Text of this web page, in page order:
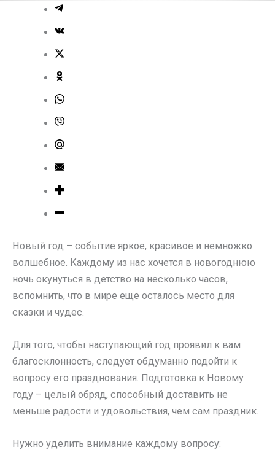
Новый год – событие яркое, красивое и немножко
волшебное. Каждому из нас хочется в новогоднюю
ночь окунуться в детство на несколько часов,
вспомнить, что в мире еще осталось место для
сказки и чудес.
Для того, чтобы наступающий год проявил к вам
благосклонность, следует обдуманно подойти к
вопросу его празднования. Подготовка к Новому
году – целый обряд, способный доставить не
меньше радости и удовольствия, чем сам праздник.
Нужно уделить внимание каждому вопросу: